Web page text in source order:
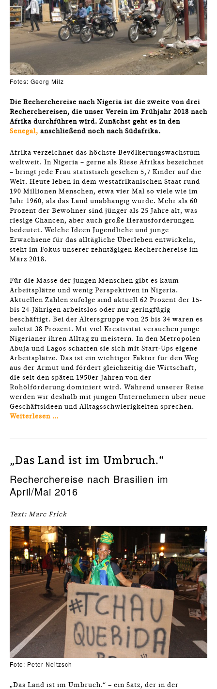
Fotos: Georg Milz
Die Recherchereise nach Nigeria ist die zweite von drei
Recherchereisen, die unser Verein im Frühjahr 2018 nach
Afrika durchführen wird. Zunächst geht es in den
Senegal, anschließend noch nach Südafrika.
Afrika verzeichnet das höchste Bevölkerungswachstum
weltweit. In Nigeria – gerne als Riese Afrikas bezeichnet
– bringt jede Frau statistisch gesehen 5,7 Kinder auf die
Welt. Heute leben in dem westafrikanischen Staat rund
190 Millionen Menschen, etwa vier Mal so viele wie im
Jahr 1960, als das Land unabhängig wurde. Mehr als 60
Prozent der Bewohner sind jünger als 25 Jahre alt, was
riesige Chancen, aber auch große Herausforderungen
bedeutet. Welche Ideen Jugendliche und junge
Erwachsene für das alltägliche Überleben entwickeln,
steht im Fokus unserer zehntägigen Recherchereise im
März 2018.
Für die Masse der jungen Menschen gibt es kaum
Arbeitsplätze und wenig Perspektiven in Nigeria.
Aktuellen Zahlen zufolge sind aktuell 62 Prozent der 15-
bis 24-Jährigen arbeitslos oder nur geringfügig
beschäftigt. Bei der Altersgruppe von 25 bis 34 waren es
zuletzt 38 Prozent. Mit viel Kreativität versuchen junge
Nigerianer ihren Alltag zu meistern. In den Metropolen
Abuja und Lagos schaffen sie sich mit Start-Ups eigene
Arbeitsplätze. Das ist ein wichtiger Faktor für den Weg
aus der Armut und fördert gleichzeitig die Wirtschaft,
die seit den späten 1950er Jahren von der
Rohölförderung dominiert wird. Während unserer Reise
werden wir deshalb mit jungen Unternehmern über neue
Geschäftsideen und Alltagsschwierigkeiten sprechen.
Weiterlesen …
„Das Land ist im Umbruch.“
Recherchereise nach Brasilien im
April/Mai 2016
Text: Marc Frick
Foto: Peter Neitzsch
„Das Land ist im Umbruch.“ – ein Satz, der in der